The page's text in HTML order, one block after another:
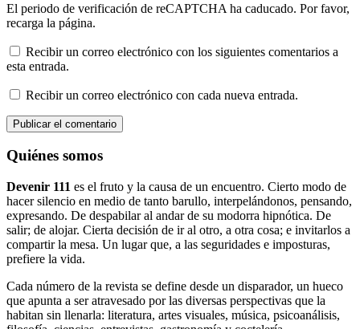
El periodo de verificación de reCAPTCHA ha caducado. Por favor,
recarga la página.
Recibir un correo electrónico con los siguientes comentarios a
esta entrada.
Recibir un correo electrónico con cada nueva entrada.
Quiénes somos
Devenir 111 es el fruto y la causa de un encuentro. Cierto modo de
hacer silencio en medio de tanto barullo, interpelándonos, pensando,
expresando. De despabilar al andar de su modorra hipnótica. De
salir; de alojar. Cierta decisión de ir al otro, a otra cosa; e invitarlos a
compartir la mesa. Un lugar que, a las seguridades e imposturas,
prefiere la vida.
Cada número de la revista se define desde un disparador, un hueco
que apunta a ser atravesado por las diversas perspectivas que la
habitan sin llenarla: literatura, artes visuales, música, psicoanálisis,